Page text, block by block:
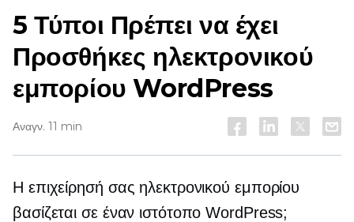
5 Τύποι Πρέπει να έχει
Προσθήκες ηλεκτρονικού
εμπορίου WordPress
Αναγν. 11 min
Η επιχείρησή σας ηλεκτρονικού εμπορίου
βασίζεται σε έναν ιστότοπο WordPress;